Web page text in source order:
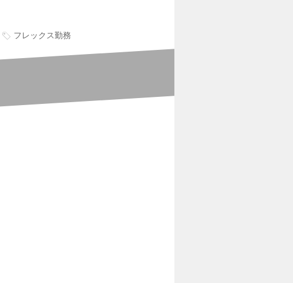
フレックス勤務